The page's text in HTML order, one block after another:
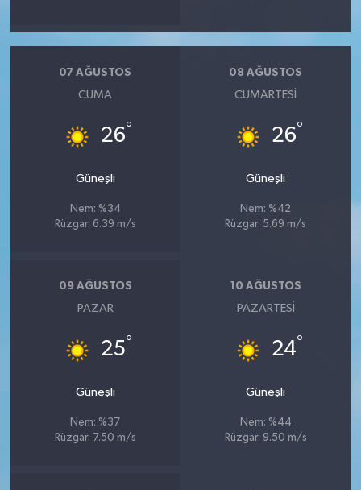
07 AĞUSTOS
CUMA
26°
Güneşli
Nem: %34
Rüzgar: 6.39 m/s
08 AĞUSTOS
CUMARTESI
26°
Güneşli
Nem: %42
Rüzgar: 5.69 m/s
09 AĞUSTOS
PAZAR
25°
Güneşli
Nem: %37
Rüzgar: 7.50 m/s
10 AĞUSTOS
PAZARTESI
24°
Güneşli
Nem: %44
Rüzgar: 9.50 m/s